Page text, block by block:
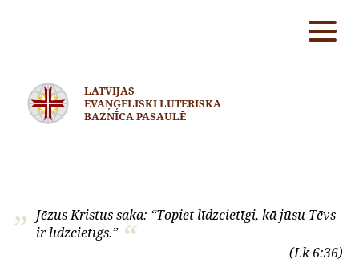
LATVIJAS
EVAŅĢĒLISKI LUTERISKĀ
BAZNĪCA PASAULĒ
Jēzus Kristus saka: “Topiet līdzcietīgi, kā jūsu Tēvs
ir līdzcietīgs.”
(Lk 6:36)